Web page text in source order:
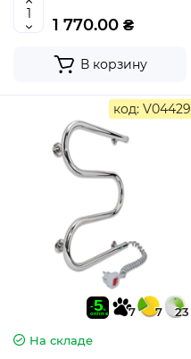
1 770.00 ₴
В корзину
код: V04429
7 7
23
На складе